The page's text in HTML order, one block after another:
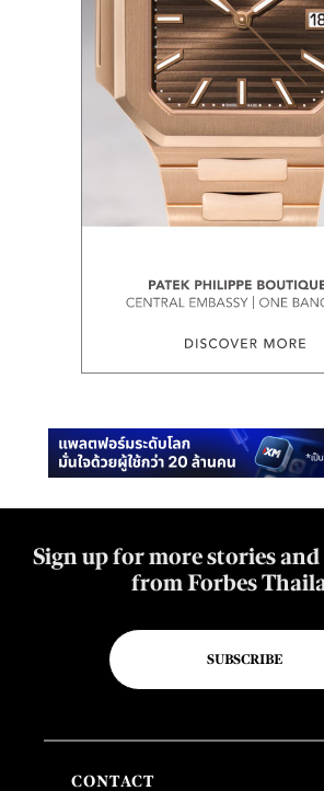
Sign up for more stories
from Forbes
SUBSCRIBE
CONTACT